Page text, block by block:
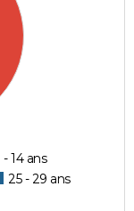
- 14 ans
25 - 29 ans